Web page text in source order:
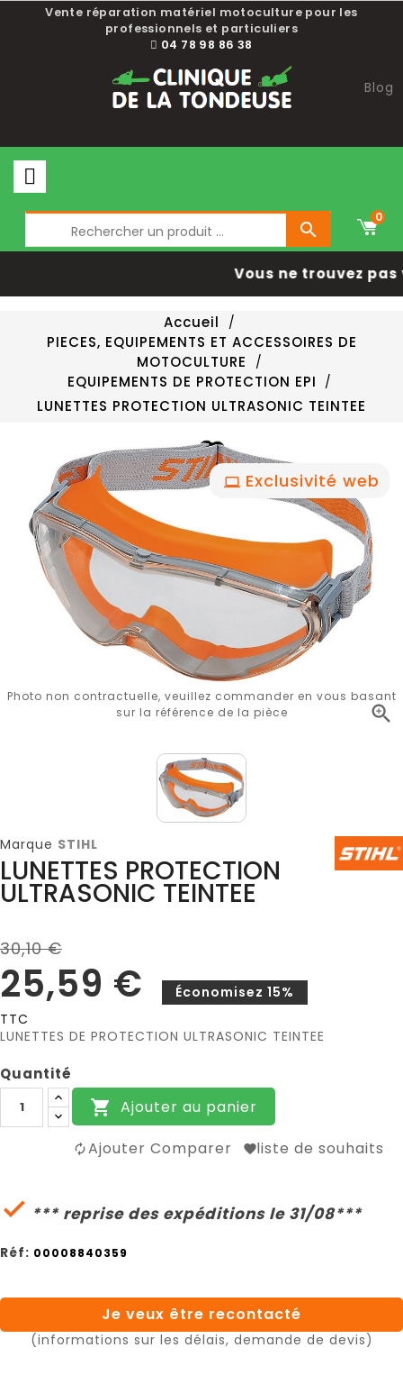
Vente réparation matériel motoculture pour les
professionnels et particuliers
04 78 98 86 38
Blog

0
Vous ne trouvez
Accueil
PIECES, EQUIPEMENTS ET ACCESSOIRES DE
MOTOCULTURE
EQUIPEMENTS DE PROTECTION EPI
LUNETTES PROTECTION ULTRASONIC TEINTEE
Exclusivité web

Photo non contractuelle, veuillez commander en vous basant
sur la référence de la pièce
Marque STIHL
LUNETTES PROTECTION
ULTRASONIC TEINTEE
30,10 €
25,59 €
Économisez 15%
TTC
LUNETTES DE PROTECTION ULTRASONIC TEINTEE
Quantité
 Ajouter au panier
Ajouter Comparer liste de souhaits
 *** reprise des expéditions le 31/08***
Réf: 00008840359
Je veux être recontacté
(informations sur les délais, demande de devis)